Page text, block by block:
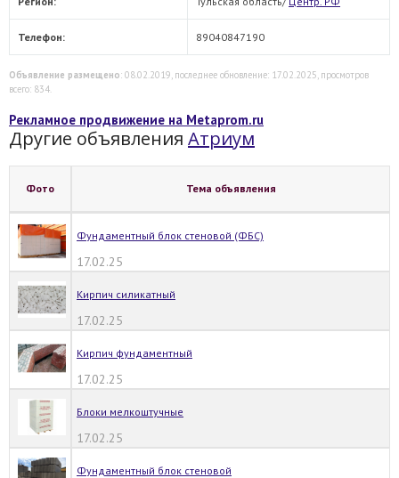
Телефон: 89040847190
Объявление размещено: 08.02.2019, последнее обновление: 17.02.2025, просмотров
всего: 834.
Рекламное продвижение на Metaprom.ru
Другие объявления Атриум
Фото Тема объявления
Фундаментный блок стеновой (ФБС)
17.02.25
Кирпич силикатный
17.02.25
Кирпич фундаментный
17.02.25
Блоки мелкоштучные
17.02.25
Фундаментный блок стеновой